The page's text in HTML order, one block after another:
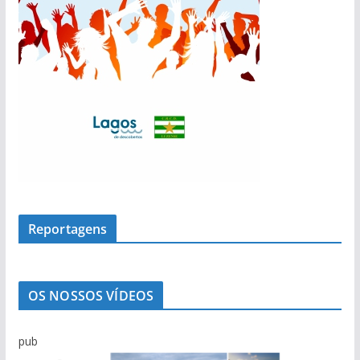
Reportagens
OS NOSSOS VÍDEOS
pub